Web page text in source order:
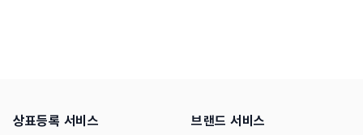
단축 방법, 상황별 출원 서비
상표등록 서비스 브랜드 서비스